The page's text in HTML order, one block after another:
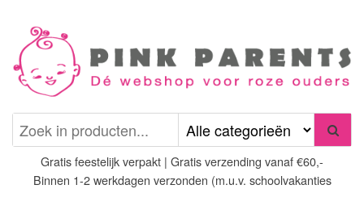
inhoud
Pink Parents
(wens)ouders
Gratis feestelijk verpakt | Gratis verzending vanaf €60,-
Binnen 1-2 werkdagen verzonden (m.u.v. schoolvakanties